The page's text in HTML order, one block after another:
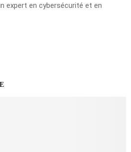
expert en cybersécurité et en